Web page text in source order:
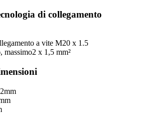
di collegamento
a vite M20 x 1.5
massimo2 x 1,5 mm²
mm